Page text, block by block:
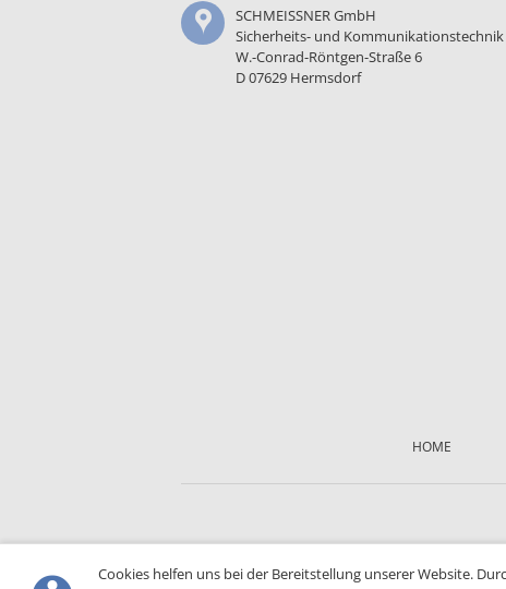
Cookies helfen uns bei der Bereitstellung unserer Website.
SCHMEISSNER GmbH
Sicherheits- und Kommunikationstechnik
W.-Conrad-Röntgen-Straße 6
D 07629 Hermsdorf
HOME